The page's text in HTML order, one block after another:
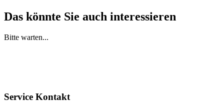
Das könnte Sie auch interessieren
Bitte warten...
Service Kontakt